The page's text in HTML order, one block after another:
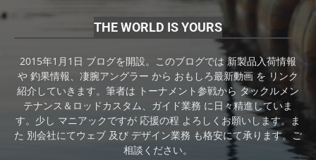
THE WORLD IS YOURS
2015年1月1日 ブログを開設。このブログでは 新製品入荷情報
や 釣果情報、凄腕アングラー から おもしろ最新動画 を リンク
紹介していきます。筆者は トーナメント参戦から タックルメン
テナンス＆ロッドカスタム、ガイド業務 に日々精進していま
す。少し マニアックですが 応援の程 よろしくお願いします。ま
た 別会社にてウェブ 及び デザイン業務 も格安にて承ります。ご
相談ください。